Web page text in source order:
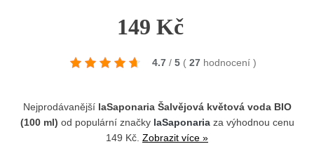
149 Kč
4.7 / 5 ( 27 hodnocení )
Nejprodávanější laSaponaria Šalvějová květová voda BIO
(100 ml) od populární značky laSaponariaza výhodnou cenu
149 Kč. Zobrazit více »